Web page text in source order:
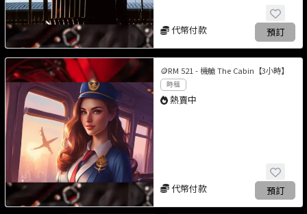
代幣付款 預訂
🪙RM 521 - 機艙 The Cabin【3小時】
時租
熱賣中
代幣付款 預訂